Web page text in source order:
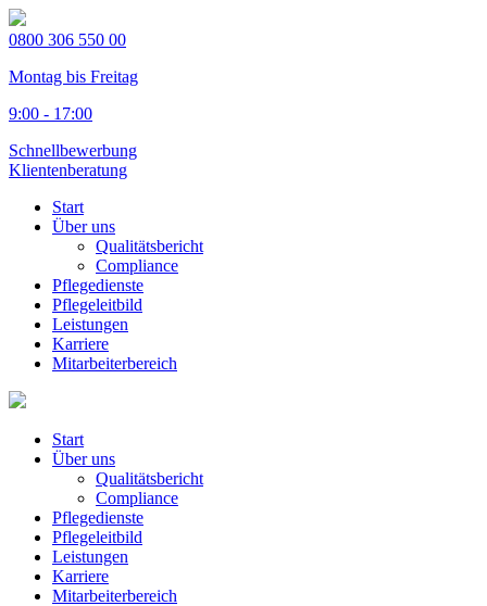
0800 306 550 00
Montag bis Freitag
9:00 - 17:00
Schnellbewerbung
Klientenberatung
Start
Über uns
Qualitätsbericht
Compliance
Pflegedienste
Pflegeleitbild
Leistungen
Karriere
Mitarbeiterbereich
Start
Über uns
Qualitätsbericht
Compliance
Pflegedienste
Pflegeleitbild
Leistungen
Karriere
Mitarbeiterbereich